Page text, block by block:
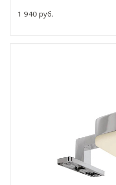
1 940 руб.